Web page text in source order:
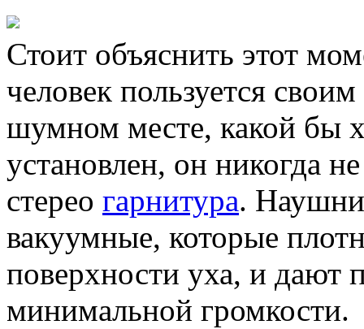
Стоит объяснить этот
человек пользуется
шумном месте, какой бы
установлен, он никогда
стерео гарнитура.
вакуумные, которые
поверхности уха, и дают
минимальной громкости.